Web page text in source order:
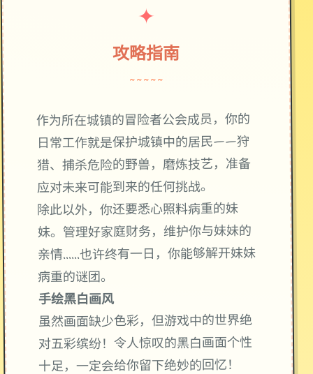
✦
攻略指南
~~~~~
作为所在城镇的冒险者公会成员，你的
日常工作就是保护城镇中的居民——狩
猎、捕杀危险的野兽，磨炼技艺，准备
应对未来可能到来的任何挑战。
除此以外，你还要悉心照料病重的妹
妹。管理好家庭财务，维护你与妹妹的
亲情……也许终有一日，你能够解开妹妹
病重的谜团。
手绘黑白画风
虽然画面缺少色彩，但游戏中的世界绝
对五彩缤纷！令人惊叹的黑白画面个性
十足，一定会给你留下绝妙的回忆！